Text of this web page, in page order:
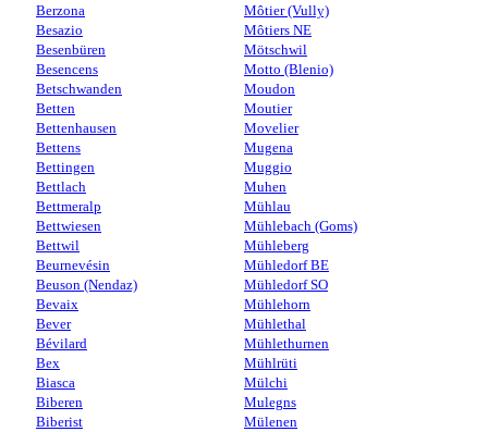
Berzona
Besazio
Besenbüren
Besencens
Betschwanden
Betten
Bettenhausen
Bettens
Bettingen
Bettlach
Bettmeralp
Bettwiesen
Bettwil
Beurnevésin
Beuson (Nendaz)
Bevaix
Bever
Bévilard
Bex
Biasca
Biberen
Biberist
Môtier (Vully)
Môtiers NE
Mötschwil
Motto (Blenio)
Moudon
Moutier
Movelier
Mugena
Muggio
Muhen
Mühlau
Mühlebach (Goms)
Mühleberg
Mühledorf BE
Mühledorf SO
Mühlehorn
Mühlethal
Mühlethurnen
Mühlrüti
Mülchi
Mulegns
Mülenen